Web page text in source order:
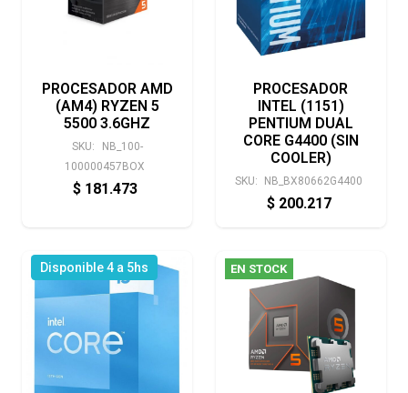
PROCESADOR AMD
(AM4) RYZEN 5
5500 3.6GHZ
SKU:
NB_100-
100000457BOX
$ 181.473
PROCESADOR
INTEL (1151)
PENTIUM DUAL
CORE G4400 (SIN
COOLER)
SKU: NB_BX80662G4400
$ 200.217
Disponible 4 a 5hs EN STOCK